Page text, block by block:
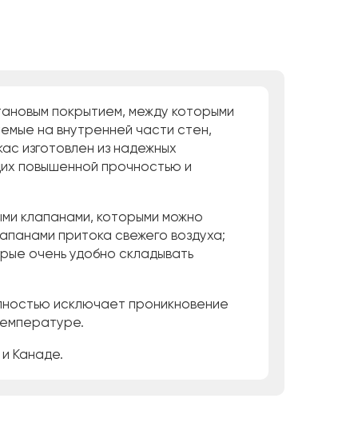
покрытием, между которыми
на внутренней части стен,
изготовлен из надежных
повышенной прочностью и
клапанами, которыми можно
притока свежего воздуха;
очень удобно складывать
исключает проникновение
Канаде.